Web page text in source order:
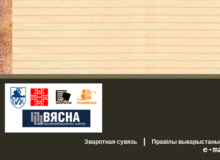
Зваротная сувязь| Правілы
e-